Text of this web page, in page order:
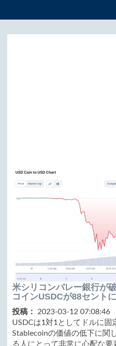
米シリコンバレー銀行が
コインUSDCが88セント
投稿：
2023-03-12 07:08:46
USDCは1対1としてドルに固
Stablecoinの価値の低下に関
る人にとって非常に心配な要